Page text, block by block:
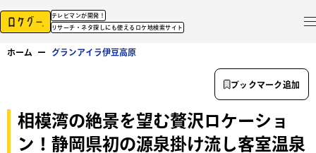
テレビマンが開発！
リサーチ・ネタ探しにも使えるロケ地検索サイト
ホーム ー グランアイラ伊豆高原
相模湾の絶景を望む贅沢ロケーショ
ン！静岡県初の源泉掛け流し客室温泉
ブックマーク追加